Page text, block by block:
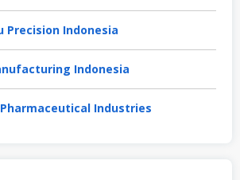
Precision Indonesia
Indonesia
Pharmaceutical Industries